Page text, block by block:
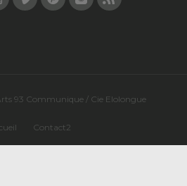
93 Communique / Cie Elolongue
Contact2